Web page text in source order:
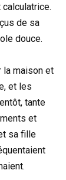
de sa
douce.
la maison et
et les
tante
et
sa fille